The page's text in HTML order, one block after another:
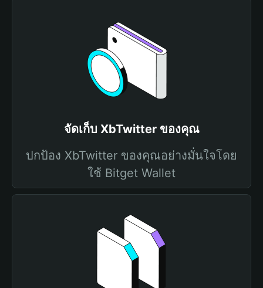
จัดเก็บ XbTwitter ของคุณ
ปกป้อง XbTwitter ของคุณอย่างมั่นใจโดย
ใช้ Bitget Wallet